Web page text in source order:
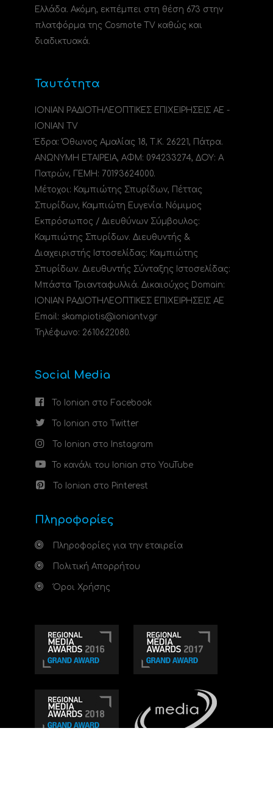
Ελλάδα. Ακόμη, εκπέμπει στη θέση 673 στην
πλατφόρμα της Cosmote TV καθώς και
διαδικτυακά.
Ταυτότητα
ΙΟΝΙΑΝ ΡΑΔΙΟΤΗΛΕΟΠΤΙΚΕΣ ΕΠΙΧΕΙΡΗΣΕΙΣ ΑΕ -
IONIAN TV
Έδρα: Όθωνος Αμαλίας 18, Τ.Κ. 26221, Πάτρα.
ΑΝΩΝΥΜΗ ΕΤΑΙΡΕΙΑ, ΑΦΜ: 094233274, ΔΟΥ: A
Πατρών, ΓΕΜΗ: 70193624000.
Μέτοχοι: Καμπιώτης Σπυρίδων, Πέττας
Σπυρίδων, Καμπιώτη Ευγενία. Νόμιμος
Εκπρόσωπος / Διευθύνων Σύμβουλος:
Καμπιώτης Σπυρίδων. Διευθυντής &
Διαχειριστής Ιστοσελίδας: Καμπιώτης
Σπυρίδων. Διευθυντής Σύνταξης Ιστοσελίδας:
Μπάστα Τριανταφυλλιά. Δικαιούχος Domain:
ΙΟΝΙΑΝ ΡΑΔΙΟΤΗΛΕΟΠΤΙΚΕΣ ΕΠΙΧΕΙΡΗΣΕΙΣ ΑΕ
Email: skampiotis@ioniantv.gr
Τηλέφωνο: 2610622080.
Social Media
Το Ionian στο Facebook
Το Ionian στο Twitter
Το Ionian στο Instagram
Το κανάλι του Ionian στο YouTube
Το Ionian στο Pinterest
Πληροφορίες
Πληροφορίες για την εταιρεία
Πολιτική Απορρήτου
Όροι Χρήσης